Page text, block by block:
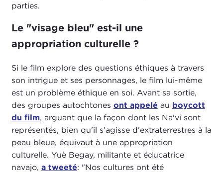
parties.
Le "visage bleu" est-il une
appropriation culturelle ?
Si le film explore des questions éthiques à travers
son intrigue et ses personnages, le film lui-même
est un problème éthique en soi. Avant sa sortie,
des groupes autochtones ont appelé au boycott
du film, arguant que la façon dont les Na'vi sont
représentés, bien qu'il s'agisse d'extraterrestres à la
peau bleue, équivaut à une appropriation
culturelle. Yuè Begay, militante et éducatrice
navajo, a tweeté: "Nos cultures ont été